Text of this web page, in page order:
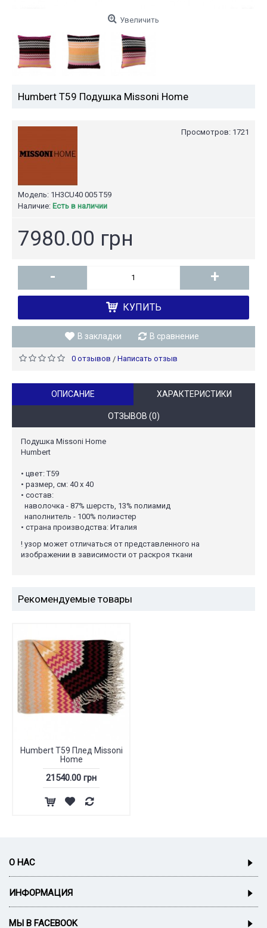
Увеличить
Humbert T59 Подушка Missoni Home
Просмотров: 1721
Модель: 1H3CU40 005 T59
Наличие: Есть в наличии
7980.00 грн
- +
КУПИТЬ
В закладки В сравнение
0 отзывов / Написать отзыв
ОПИСАНИЕ ХАРАКТЕРИСТИКИ
ОТЗЫВОВ (0)
Подушка Missoni Home
Humbert
• цвет: T59
• размер, см: 40 х 40
• состав:
наволочка - 87% шерсть, 13% полиамид
наполнитель - 100% полиэстер
• страна производства: Италия
! узор может отличаться от представленного на
изображении в зависимости от раскроя ткани
Рекомендуемые товары
Humbert T59 Плед Missoni
Home
21540.00 грн
О НАС
ИНФОРМАЦИЯ
МЫ В FACEBOOK